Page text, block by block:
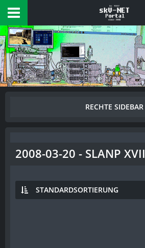
2008-03-20 - SLANP XVII
STANDARDSORTIERUNG